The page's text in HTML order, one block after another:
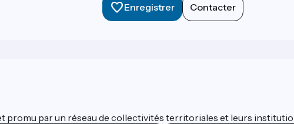
Enregistrer Contacter
promu par un réseau de collectivités territoriales et leurs